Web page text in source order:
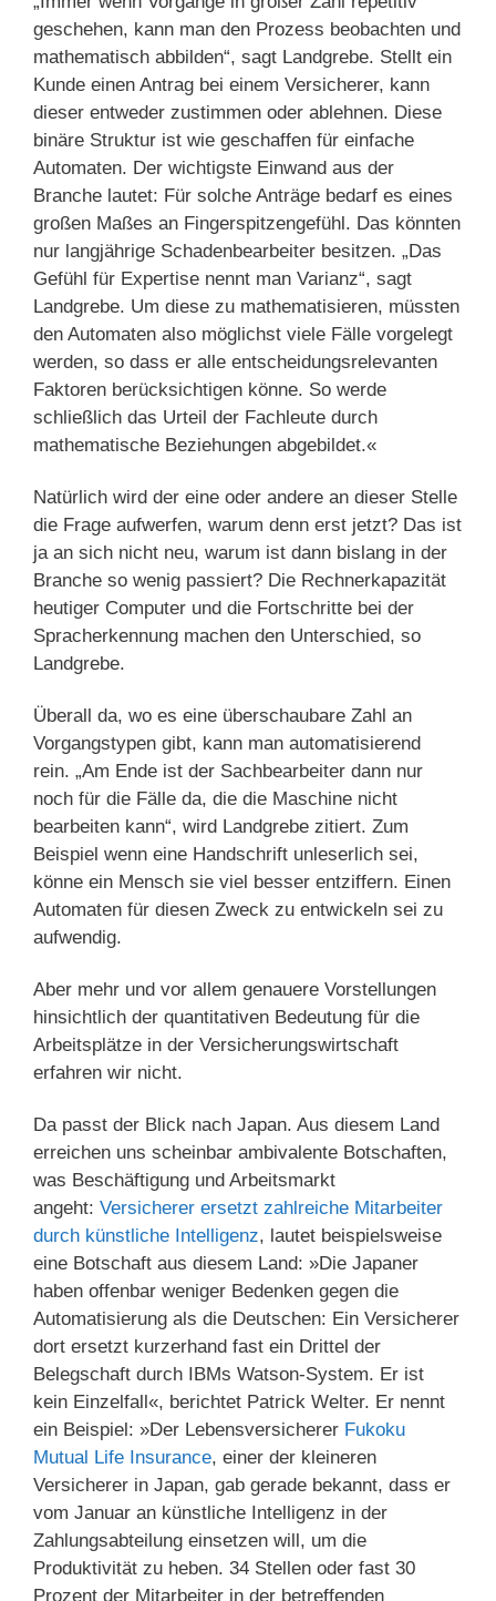
geschehen, kann man den Prozess beobachten und
mathematisch abbilden“, sagt Landgrebe. Stellt ein
Kunde einen Antrag bei einem Versicherer, kann
dieser entweder zustimmen oder ablehnen. Diese
binäre Struktur ist wie geschaffen für einfache
Automaten. Der wichtigste Einwand aus der
Branche lautet: Für solche Anträge bedarf es eines
großen Maßes an Fingerspitzengefühl. Das könnten
nur langjährige Schadenbearbeiter besitzen. „Das
Gefühl für Expertise nennt man Varianz“, sagt
Landgrebe. Um diese zu mathematisieren, müssten
den Automaten also möglichst viele Fälle vorgelegt
werden, so dass er alle entscheidungsrelevanten
Faktoren berücksichtigen könne. So werde
schließlich das Urteil der Fachleute durch
mathematische Beziehungen abgebildet.«
Natürlich wird der eine oder andere an dieser Stelle
die Frage aufwerfen, warum denn erst jetzt? Das ist
ja an sich nicht neu, warum ist dann bislang in der
Branche so wenig passiert? Die Rechnerkapazität
heutiger Computer und die Fortschritte bei der
Spracherkennung machen den Unterschied, so
Landgrebe.
Überall da, wo es eine überschaubare Zahl an
Vorgangstypen gibt, kann man automatisierend
rein. „Am Ende ist der Sachbearbeiter dann nur
noch für die Fälle da, die die Maschine nicht
bearbeiten kann“, wird Landgrebe zitiert. Zum
Beispiel wenn eine Handschrift unleserlich sei,
könne ein Mensch sie viel besser entziffern. Einen
Automaten für diesen Zweck zu entwickeln sei zu
aufwendig.
Aber mehr und vor allem genauere Vorstellungen
hinsichtlich der quantitativen Bedeutung für die
Arbeitsplätze in der Versicherungswirtschaft
erfahren wir nicht.
Da passt der Blick nach Japan. Aus diesem Land
erreichen uns scheinbar ambivalente Botschaften,
was Beschäftigung und Arbeitsmarkt
angeht: Versicherer ersetzt zahlreiche Mitarbeiter
durch künstliche Intelligenz, lautet beispielsweise
eine Botschaft aus diesem Land: »Die Japaner
haben offenbar weniger Bedenken gegen die
Automatisierung als die Deutschen: Ein Versicherer
dort ersetzt kurzerhand fast ein Drittel der
Belegschaft durch IBMs Watson-System. Er ist
kein Einzelfall«, berichtet Patrick Welter. Er nennt
ein Beispiel: »Der Lebensversicherer Fukoku
Mutual Life Insurance, einer der kleineren
Versicherer in Japan, gab gerade bekannt, dass er
vom Januar an künstliche Intelligenz in der
Zahlungsabteilung einsetzen will, um die
Produktivität zu heben. 34 Stellen oder fast 30
Prozent der Mitarbeiter in der betreffenden